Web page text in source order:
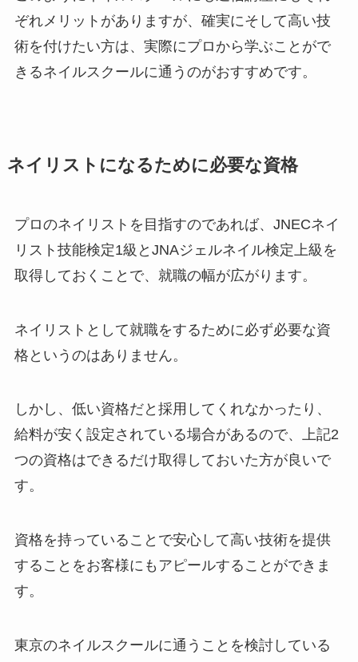
ぞれメリットがありますが、確実にそして高い技
術を付けたい方は、実際にプロから学ぶことがで
きるネイルスクールに通うのがおすすめです。
ネイリストになるために必要な資格
プロのネイリストを目指すのであれば、JNECネイ
リスト技能検定1級とJNAジェルネイル検定上級を
取得しておくことで、就職の幅が広がります。
ネイリストとして就職をするために必ず必要な資
格というのはありません。
しかし、低い資格だと採用してくれなかったり、
給料が安く設定されている場合があるので、上記2
つの資格はできるだけ取得しておいた方が良いで
す。
資格を持っていることで安心して高い技術を提供
することをお客様にもアピールすることができま
す。
東京のネイルスクールに通うことを検討している